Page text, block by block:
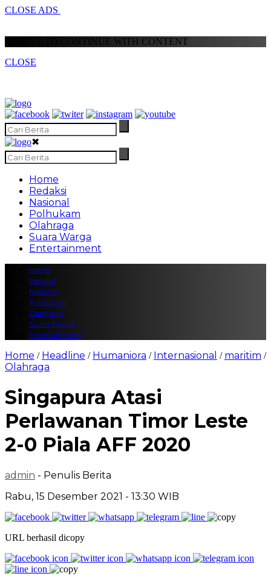
CLOSE ADS
SCROLL TO CONTINUE WITH CONTENT
CLOSE
✖
Home
Redaksi
Nasional
Polhukam
Olahraga
Suara Warga
Entertainment
Home
Redaksi
Nasional
Polhukam
Olahraga
Suara Warga
Entertainment
Home / Headline / Humaniora / Internasional / maritim /
Olahraga
Singapura Atasi
Perlawanan Timor Leste
2-0 Piala AFF 2020
admin - Penulis Berita
Rabu, 15 Desember 2021 - 13:30 WIB
URL berhasil dicopy